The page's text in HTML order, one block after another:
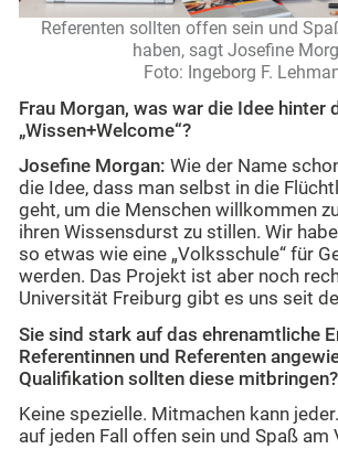
Referenten sollten offen sein und
haben, sagt Josefine
Foto: Ingeborg F.
Frau Morgan, was war die Idee hinter
„Wissen+Welcome“?
Josefine Morgan: Wie der Name
die Idee, dass man selbst in die
geht, um die Menschen willkommen
ihren Wissensdurst zu stillen. Wir
so etwas wie eine „Volksschule“ für
werden. Das Projekt ist aber noch
Universität Freiburg gibt es uns seit
Sie sind stark auf das ehrenamtliche
Referentinnen und Referenten
Qualifikation sollten diese mitbringen?
Keine spezielle. Mitmachen kann
auf jeden Fall offen sein und Spaß am